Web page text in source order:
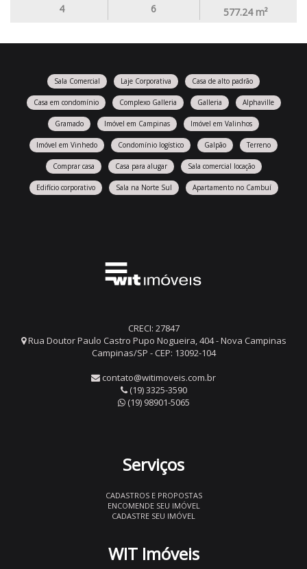
4 6 577.24 m²
Sala Comercial Laje Corporativa Casa de alto padrão
Casa em condomínio Complexo Galleria Galleria Alphaville
Gramado Imóvel em Campinas Imóvel em Valinhos
Imóvel em Vinhedo Condomínio logístico Galpão Terreno
Comprar casa Casa para alugar Sala comercial locação
Edifício corporativo Sala na Norte Sul Apartamento no Cambuí
CRECI: 27847
Rua Doutor Paulo Castro Pupo Nogueira, 404 - Nova Campinas
Campinas/SP - CEP: 13092-104
contato@witimoveis.com.br
(19) 3325-3590
(19) 98901-5065
Serviços
CADASTROS E PROPOSTAS
ENCOMENDE SEU IMÓVEL
CADASTRE SEU IMÓVEL
WIT Imóveis